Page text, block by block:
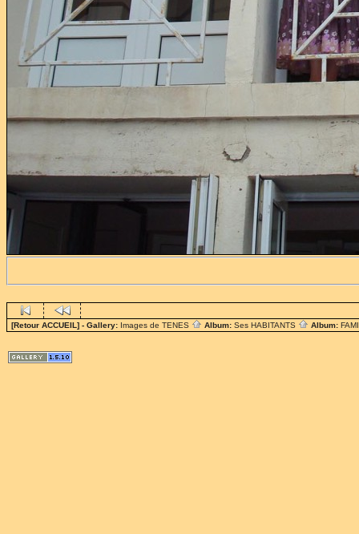
[Retour ACCUEIL] - Gallery: Images de TENES Album: Ses HABITANTS Album: